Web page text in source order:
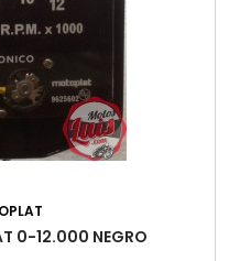
0-12.000 NEGRO